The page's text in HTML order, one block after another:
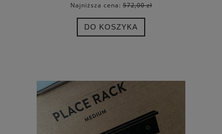
Najniższa cena:572,00 zł
DO KOSZYKA